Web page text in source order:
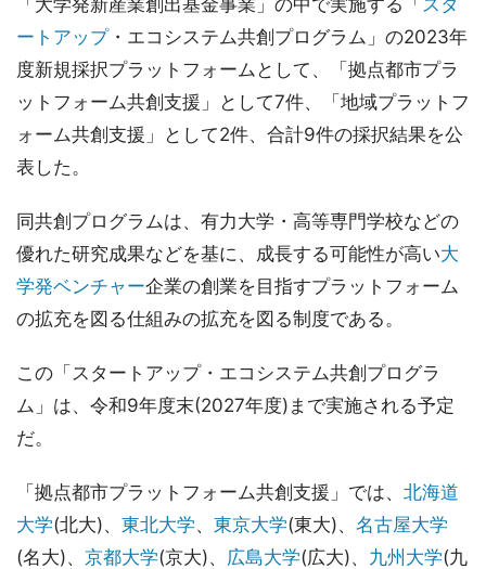
「大学発新産業創出基金事業」の中で実施する「 スタ
ートアップ・エコシステム共創プログラム」の2023年
度新規採択プラットフォームとして、「拠点都市プラ
ットフォーム共創支援」として7件、「地域プラットフ
ォーム共創支援」として2件、合計9件の採択結果を公
表した。
同共創プログラムは、有力大学・高等専門学校などの
優れた研究成果などを基に、成長する可能性が高い大
学発ベンチャー企業の創業を目指すプラットフォーム
の拡充を図る仕組みの拡充を図る制度である。
この「スタートアップ・エコシステム共創プログラ
ム」は、令和9年度末(2027年度)まで実施される予定
だ。
「拠点都市プラットフォーム共創支援」では、 北海道
大学(北大)、 東北大学、 東京大学(東大)、 名古屋大学
(名大)、 京都大学(京大)、 広島大学(広大)、 九州大学(九